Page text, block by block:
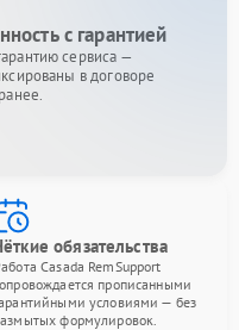
с гарантией
сервиса —
в договоре
обязательства
Casada RemSupport
прописанными
условиями — без
формулировок.